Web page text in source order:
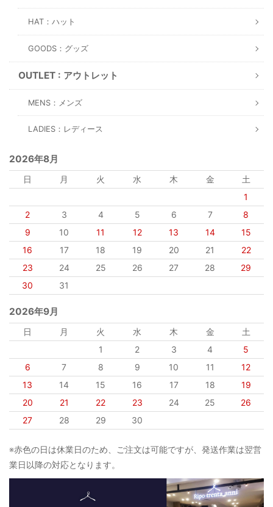
HAT：ハット
GOODS：グッズ
OUTLET : アウトレット
MENS：メンズ
LADIES：レディース
2026年8月
日 月 火 水 木 金
土
1
2
3 4 5 6 7
8
9
10 11 12 13 14
15
16
17 18 19 20 21
22
23
24 25 26 27 28
29
30
31
2026年9月
日 月 火 水 木 金
土
1
2 3 4
5
6
7 8 9 10 11
12
13
14 15 16 17 18
19
20
21 22 23 24 25
26
27
28 29 30
※赤色の日は休業日のため、ご注文は可能ですが、発送作業は翌営
業日以降の対応となります。